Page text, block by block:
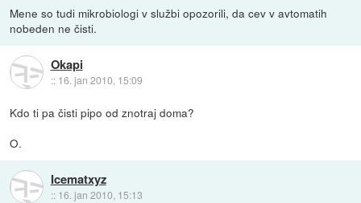
Mene so tudi mikrobiologi v službi opozorili, da cev v avtomatih
nobeden ne čisti.
Okapi
:: 16. jan 2010, 15:09
Kdo ti pa čisti pipo od znotraj doma?
O.
Icematxyz
:: 16. jan 2010, 15:13